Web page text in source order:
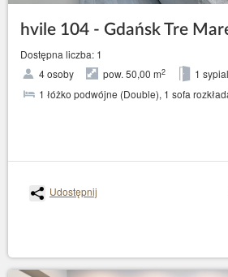
hvile 104 - Gdańsk Tre
Dostępna liczba: 1
4 osoby
pow. 50,00 m2
1
1 łóżko podwójne (Double), 1 sofa
Udostępnij